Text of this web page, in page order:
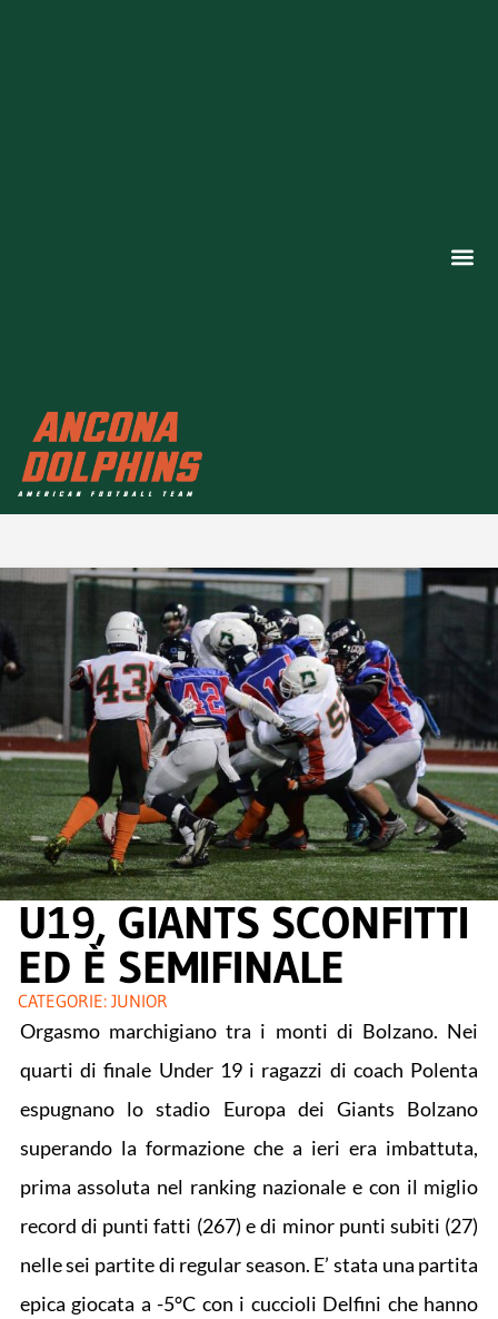
U19, GIANTS SCONFITTI
ED È SEMIFINALE
CATEGORIE: JUNIOR
Orgasmo marchigiano tra i monti di Bolzano. Nei
quarti di finale Under 19 i ragazzi di coach Polenta
espugnano lo stadio Europa dei Giants Bolzano
superando la formazione che a ieri era imbattuta,
prima assoluta nel ranking nazionale e con il miglio
record di punti fatti (267) e di minor punti subiti (27)
nelle sei partite di regular season. E’ stata una partita
epica giocata a -5°C con i cuccioli Delfini che hanno